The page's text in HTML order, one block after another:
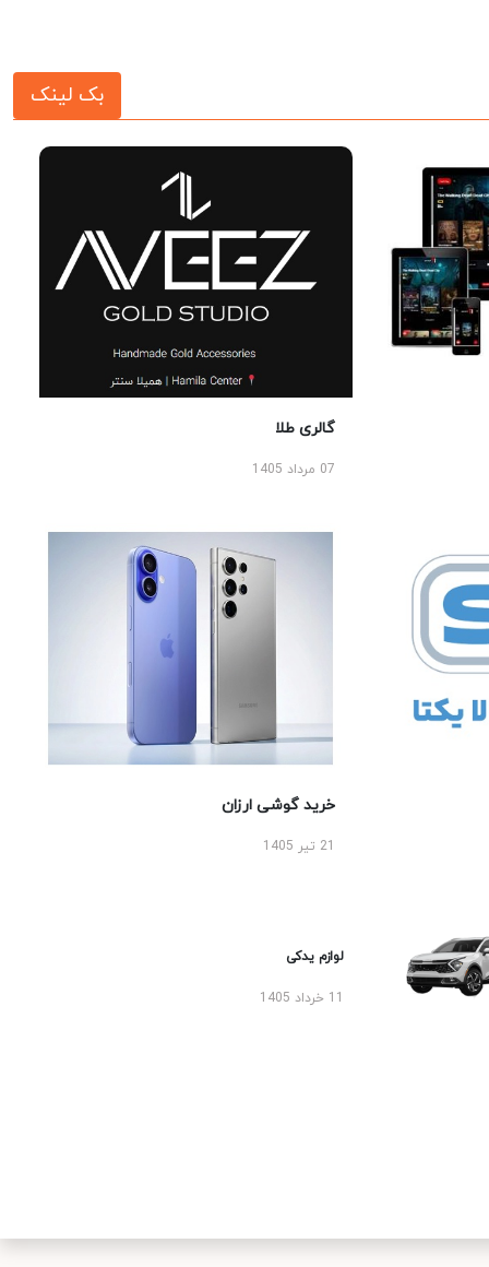
بک لینک
گالری طلا
07 مرداد 1405
خرید گوشی ارزان
لوازم یدکی